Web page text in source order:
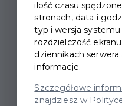
Zapraszamy
spotkanie
ilość czasu
stronach, data i
typ i wersja
rozdzielczość
dziennikach
informacje.
Szczegółowe
znajdziesz w